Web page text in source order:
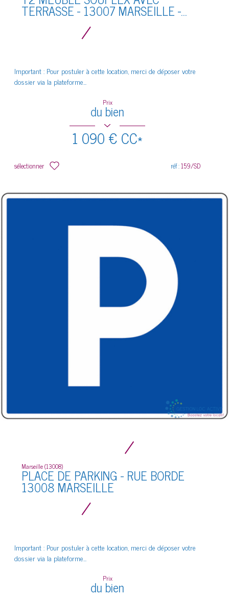
TERRASSE - 13007 MARSEILLE -...
Important : Pour postuler à cette location, merci de déposer votre
dossier via la plateforme...
Prix
du bien
1 090 €CC*
sélectionner réf :159/SD
Marseille (13008)
PLACE DE PARKING - RUE BORDE
13008 MARSEILLE
Important : Pour postuler à cette location, merci de déposer votre
dossier via la plateforme...
Prix
du bien